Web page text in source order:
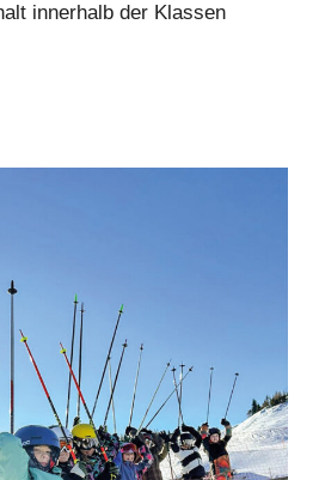
innerhalb der Klassen